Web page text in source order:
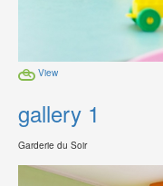
View
gallery 1
Garderie du Soir